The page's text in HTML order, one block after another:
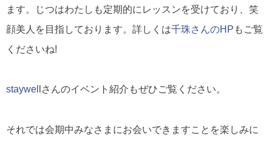
ます。じつはわたしも定期的にレッスンを受けており、笑
顔美人を目指しております。詳しくは千珠さんのHP もご覧
くださいね!
staywel lさんのイベント紹介もぜひご覧ください。
それでは会期中みなさまにお会いできますことを楽しみに